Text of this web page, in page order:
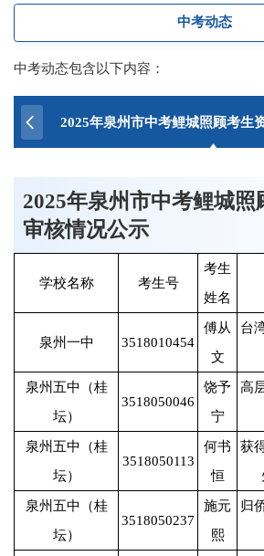
中考动态
中考动态包含以下内容：
2025年泉州市中考鲤城照顾考生
2025年泉州市中考鲤城照
审核情况公示
学校名称 考生号
考生
姓名
泉州一中 3518010454
傅从
文
台
泉州五中（桂
坛）
3518050046
饶予
宁
高
泉州五中（桂
坛）
3518050113
何书
恒
获
泉州五中（桂
坛）
3518050237
施元
熙
归